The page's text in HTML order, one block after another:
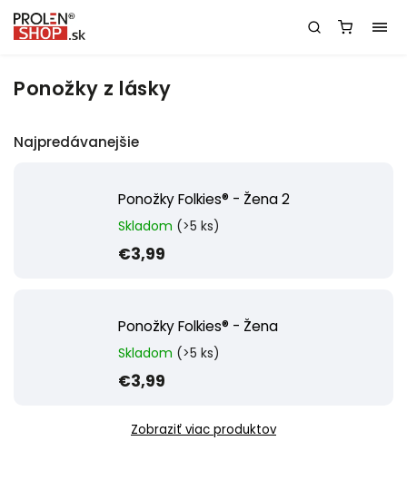
Ponožky z lásky
Najpredávanejšie
Ponožky Folkies® - Žena 2
Skladom (>5 ks)
€3,99
Ponožky Folkies® - Žena
Skladom (>5 ks)
€3,99
Zobraziť viac produktov